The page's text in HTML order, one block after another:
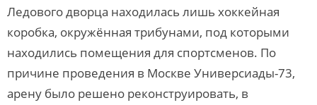
Ледового дворца находилась лишь хоккейная
коробка, окружённая трибунами, под которыми
находились помещения для спортсменов. По
причине проведения в Москве Универсиады-73,
арену было решено реконструировать, в